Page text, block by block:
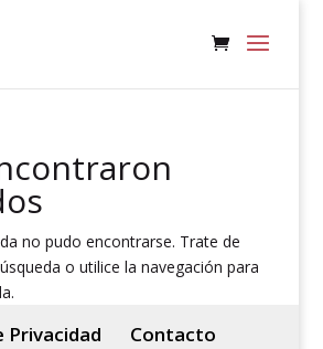
no pudo encontrarse. Trate de
o utilice la navegación para
Privacidad Contacto